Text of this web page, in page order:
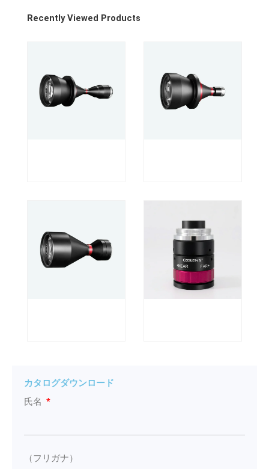
Recently Viewed Products
カタログダウンロード
氏名
（フリガナ）